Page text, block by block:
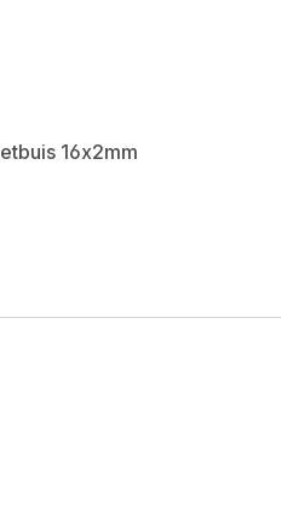
16x2mm